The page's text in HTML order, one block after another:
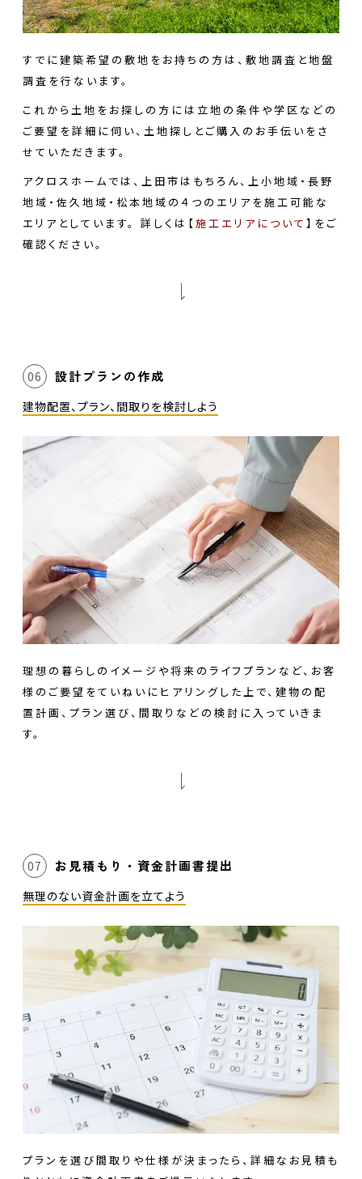
すでに建築希望の敷地をお持ちの方は、敷地調査と地盤
調査を行ないます。
これから土地をお探しの方には立地の条件や学区などの
ご要望を詳細に伺い、土地探しとご購入のお手伝いをさ
せていただきます。
アクロスホームでは、上田市はもちろん、上小地域・長野
地域・佐久地域・松本地域の４つのエリアを施工可能な
エリアとしています。 詳しくは【施工エリアについて 】をご
確認ください。
06 設計プランの作成
建物配置、プラン、間取りを検討しよう
理想の暮らしのイメージや将来のライフプランなど、お客
様のご要望をていねいにヒアリングした上で、建物の配
置計画、プラン選び、間取りなどの検討に入っていきま
す。
07 お見積もり・資金計画書提出
無理のない資金計画を立てよう
プランを選び間取りや仕様が決まったら、詳細なお見積も